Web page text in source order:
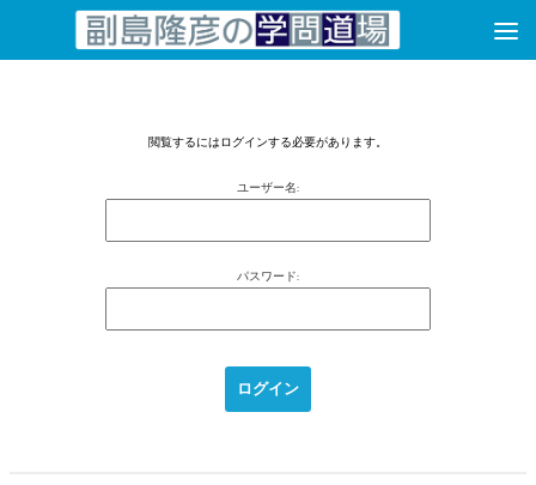
コンテンツへスキップ
閲覧するにはログインする必要があります。
ユーザー名:
パスワード: